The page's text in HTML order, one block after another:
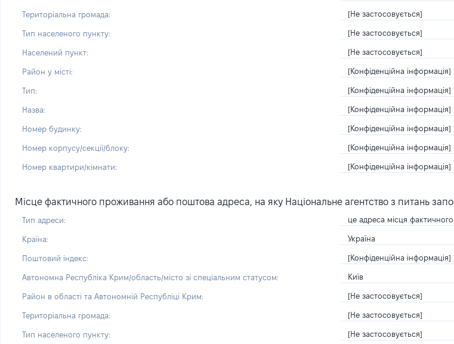
Територіальна громада: [Не застосовується]
Тип населеного пункту: [Не застосовується]
Населений пункт: [Не застосовується]
Район у місті: [Конфіденційна інформація]
Тип: [Конфіденційна інформація]
Назва: [Конфіденційна інформація]
Номер будинку: [Конфіденційна інформація]
Номер корпусу/секції/блоку: [Конфіденційна інформація]
Номер квартири/кімнати: [Конфіденційна інформація]
Місце фактичного проживання або поштова адреса, на яку Національне агентство з питань
Тип адреси: це адреса місця
Країна: Україна
Поштовий індекс: [Конфіденційна інформація]
Автономна Республіка Крим/область/місто зі спеціальним статусом: Київ
Район в області та Автономній Республіці Крим: [Не застосовується]
Територіальна громада: [Не застосовується]
Тип населеного пункту: [Не застосовується]